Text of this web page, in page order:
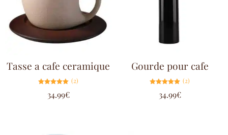
Tasse a cafe ceramique
5.00
sur 5
(2)
34.99€
Gourde pour cafe
5.00
sur 5
(2)
34.99€